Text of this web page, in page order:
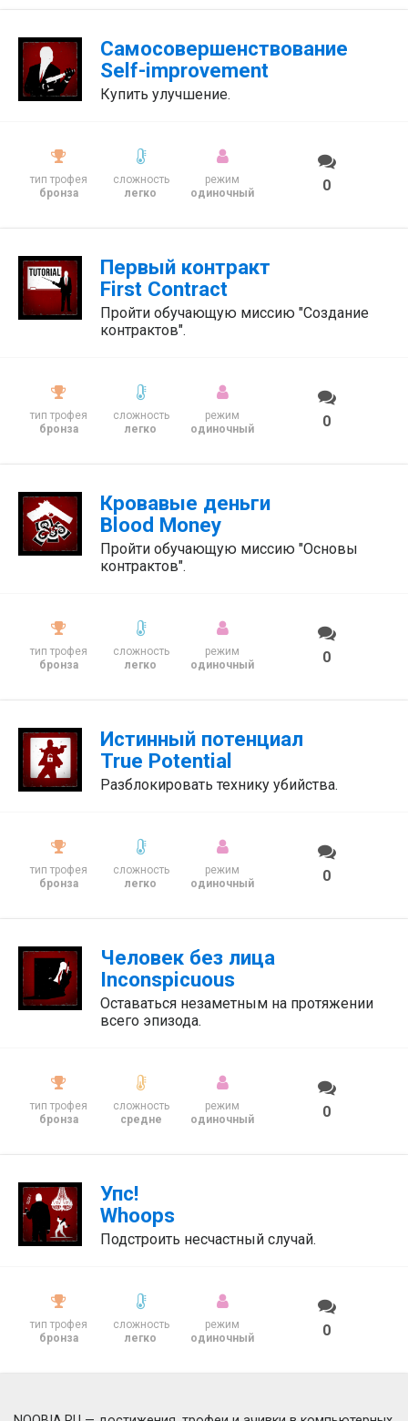
Самосовершенствование
Self-improvement
Купить улучшение.
тип трофея
бронза
сложность
легко
режим
одиночный
0
Первый контракт
First Contract
Пройти обучающую миссию "Создание
контрактов".
тип трофея
бронза
сложность
легко
режим
одиночный
0
Кровавые деньги
Blood Money
Пройти обучающую миссию "Основы
контрактов".
тип трофея
бронза
сложность
легко
режим
одиночный
0
Истинный потенциал
True Potential
Разблокировать технику убийства.
тип трофея
бронза
сложность
легко
режим
одиночный
0
Человек без лица
Inconspicuous
Оставаться незаметным на протяжении
всего эпизода.
тип трофея
бронза
сложность
средне
режим
одиночный
0
Упс!
Whoops
Подстроить несчастный случай.
тип трофея
бронза
сложность
легко
режим
одиночный
0